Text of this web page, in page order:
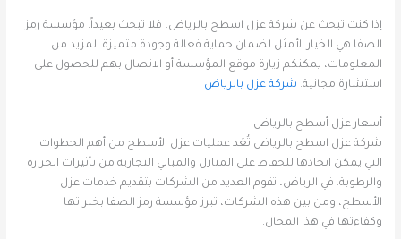
إذا كنت تبحث عن شركة عزل اسطح بالرياض، فلا تبحث بعيداً. مؤسسة رمز
الصفا هي الخيار الأمثل لضمان حماية فعالة وجودة متميزة. لمزيد من
المعلومات، يمكنكم زيارة موقع المؤسسة أو الاتصال بهم للحصول على
استشارة مجانية. شركة عزل بالرياض
أسعار عزل أسطح بالرياض
شركة عزل اسطح بالرياض تُعَد عمليات عزل الأسطح من أهم الخطوات
التي يمكن اتخاذها للحفاظ على المنازل والمباني التجارية من تأثيرات الحرارة
والرطوبة. في الرياض، تقوم العديد من الشركات بتقديم خدمات عزل
الأسطح، ومن بين هذه الشركات، تبرز مؤسسة رمز الصفا بخبراتها
وكفاءتها في هذا المجال.